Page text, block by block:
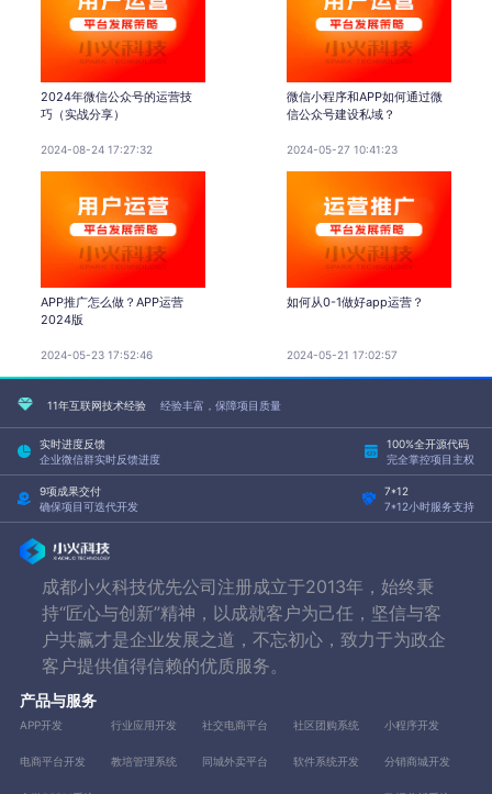
2024年微信公众号的运营技
巧（实战分享）
2024-08-24 17:27:32
微信小程序和APP如何通过微
信公众号建设私域？
2024-05-27 10:41:23
APP推广怎么做？APP运营
2024版
2024-05-23 17:52:46
如何从0-1做好app运营？
2024-05-21 17:02:57
11年互联网技术经验 经验丰富，保障项目质量
实时进度反馈
企业微信群实时反馈进度
100%全开源代码
完全掌控项目主权
9项成果交付
确保项目可迭代开发
7*12
7*12小时服务支持
成都小火科技优先公司注册成立于2013年，始终秉
持“匠心与创新”精神，以成就客户为己任，坚信与客
户共赢才是企业发展之道，不忘初心，致力于为政企
客户提供值得信赖的优质服务。
产品与服务
APP开发 行业应用开发 社交电商平台 社区团购系统 小程序开发
电商平台开发 教培管理系统 同城外卖平台 软件系统开发 分销商城开发